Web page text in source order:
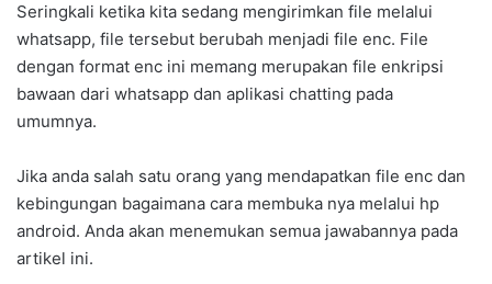
Seringkali ketika kita sedang mengirimkan file melalui
whatsapp, file tersebut berubah menjadi file enc. File
dengan format enc ini memang merupakan file enkripsi
bawaan dari whatsapp dan aplikasi chatting pada
umumnya.
Jika anda salah satu orang yang mendapatkan file enc dan
kebingungan bagaimana cara membuka nya melalui hp
android. Anda akan menemukan semua jawabannya pada
artikel ini.